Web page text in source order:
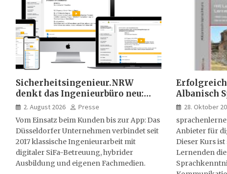
Sicherheitsingenieur.NRW
denkt das Ingenieurbüro neu:
HSE-Beratung wird digital,
hybrid und multimedial
2. August 2026
Presse
Vom Einsatz beim Kunden bis zur App: Das
Düsseldorfer Unternehmen verbindet seit
2017 klassische Ingenieurarbeit mit
digitaler SiFa-Betreuung, hybrider
Ausbildung und eigenen Fachmedien.
Albanisch
28. Oktober
Anbieter für
Dieser Kurs
Lernenden